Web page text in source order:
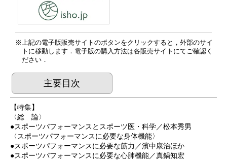
上記の電子版販売サイトのボタンをクリックすると，外部のサイ
トに移動します．電子版の購入方法は各販売サイトにてご確認く
ださい．
主要目次
【特集】
〈総 論〉
●スポーツパフォーマンスとスポーツ医・科学／松本秀男
〈スポーツパフォーマンスに必要な身体機能〉
●スポーツパフォーマンスに必要な筋力／濱中康治ほか
●スポーツパフォーマンスに必要な心肺機能／真鍋知宏